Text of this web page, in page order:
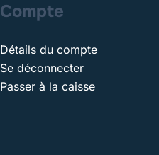
Compte
Détails du compte
Se déconnecter
Passer à la caisse